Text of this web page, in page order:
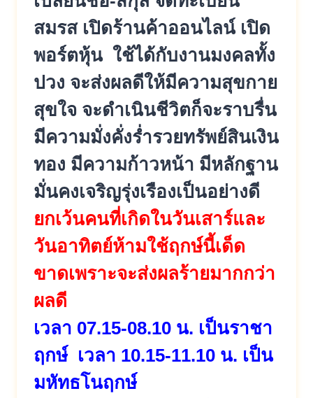
สมรส เปิดร้านค้าออนไลน์ เปิด
พอร์ตหุ้น ใช้ได้กับงานมงคลทั้ง
ปวง จะส่งผลดีให้มีความสุขกาย
สุขใจ จะดำเนินชีวิตก็จะราบรื่น
มีความมั่งคั่งร่ำรวยทรัพย์สินเงิน
ทอง มีความก้าวหน้า มีหลักฐาน
มั่นคงเจริญรุ่งเรืองเป็นอย่างดี
ยกเว้นคนที่เกิดในวันเสาร์และ
วันอาทิตย์ห้ามใช้ฤกษ์นี้เด็ด
ขาดเพราะจะส่งผลร้ายมากกว่า
ผลดี
เวลา 07.15-08.10 น. เป็นราชา
ฤกษ์ เวลา 10.15-11.10 น. เป็น
มหัทธโนฤกษ์